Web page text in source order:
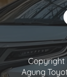
Copyright
Agung